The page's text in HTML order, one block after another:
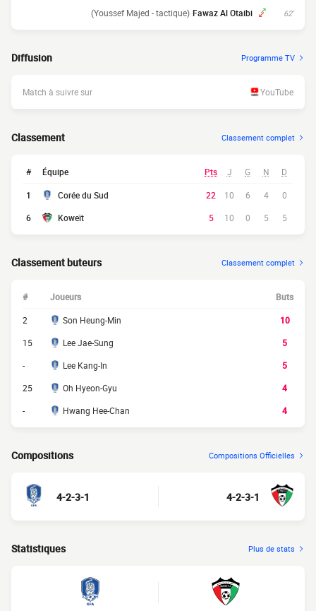
62'
Fawaz Al Otaibi
(Youssef Majed - tactique)
Diffusion Programme TV
Match à suivre sur YouTube
Classement Classement complet
# Équipe Pts J G N D
1 Corée du Sud 22 10 6 4
0
6
Koweït 5 10 0 5 5
Classement buteurs Classement complet
# Joueurs Buts
2 Son Heung-Min
10
15
Lee Jae-Sung
5
-
Lee Kang-In
5
25
Oh Hyeon-Gyu
4
-
Hwang Hee-Chan 4
Compositions Compositions Officielles
4-2-3-1 4-2-3-1
Statistiques Plus de stats